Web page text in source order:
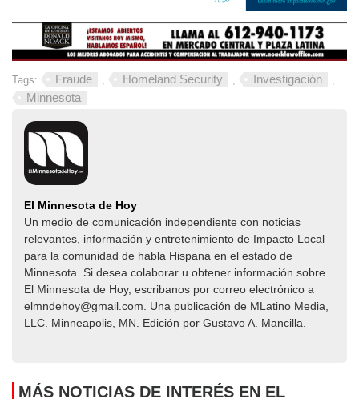
Tags: Fraude , Homeland Security , Investigación ,
Minnesota
El Minnesota de Hoy
Un medio de comunicación independiente con noticias
relevantes, información y entretenimiento de Impacto Local​​
para la comunidad de habla Hispana en el estado de
Minnesota. Si desea colaborar u obtener información sobre
El Minnesota de Hoy, escribanos por correo electrónico a
elmndehoy@gmail.com. Una publicación de MLatino Media,
LLC. Minneapolis, MN. Edición por Gustavo A. Mancilla.
MÁS NOTICIAS DE INTERÉS EN EL